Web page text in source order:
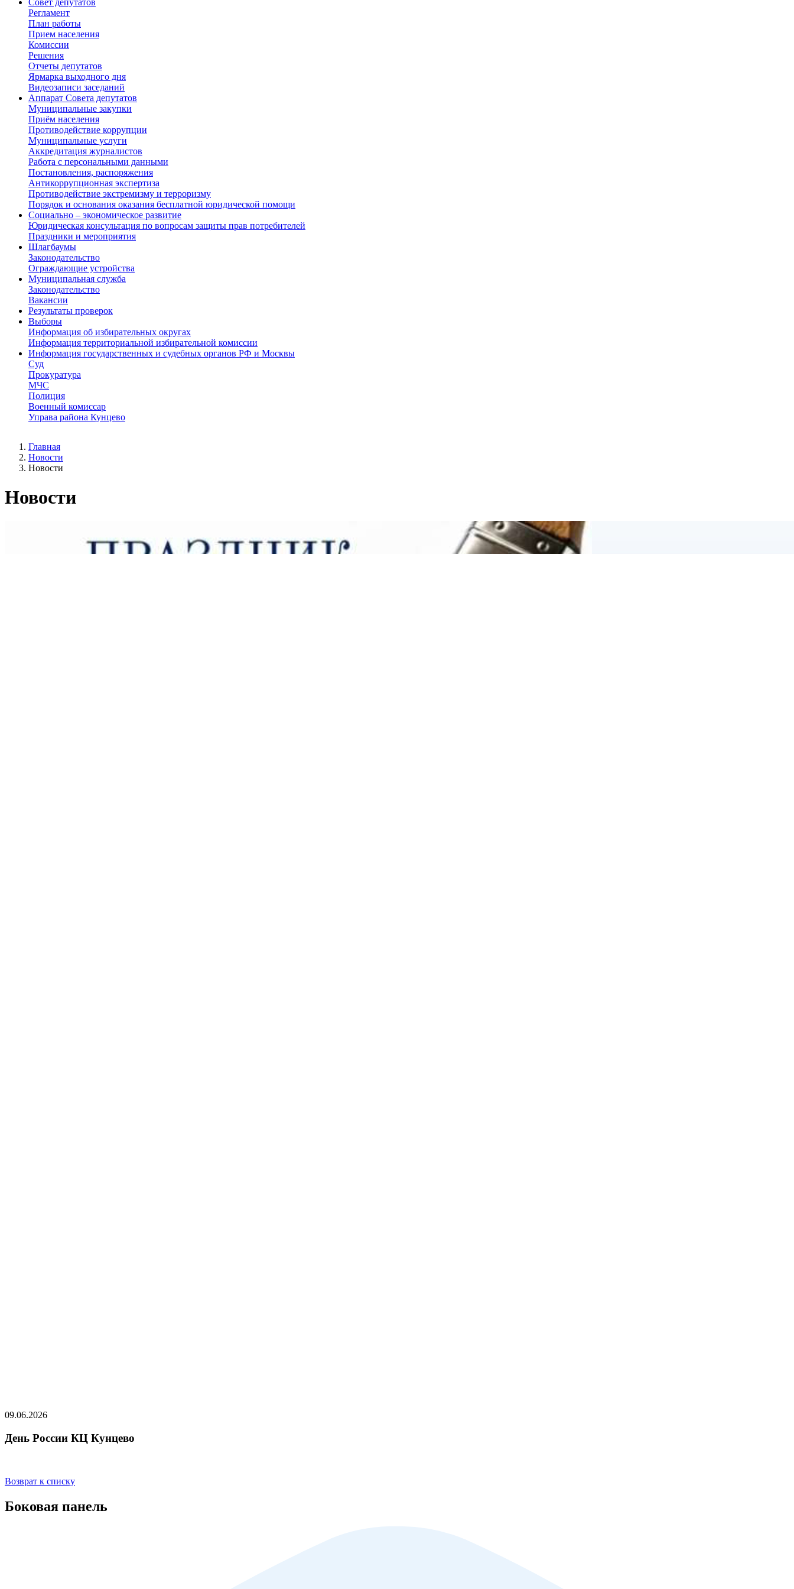
Совет депутатов
Регламент
План работы
Прием населения
Комиссии
Решения
Отчеты депутатов
Ярмарка выходного дня
Видеозаписи заседаний
Аппарат Совета депутатов
Муниципальные закупки
Приём населения
Противодействие коррупции
Муниципальные услуги
Аккредитация журналистов
Работа с персональными данными
Постановления, распоряжения
Антикоррупционная экспертиза
Противодействие экстремизму и терроризму
Порядок и основания оказания бесплатной юридической помощи
Социально – экономическое развитие
Юридическая консультация по вопросам защиты прав потребителей
Праздники и мероприятия
Шлагбаумы
Законодательство
Ограждающие устройства
Муниципальная служба
Законодательство
Вакансии
Результаты проверок
Выборы
Информация об избирательных округах
Информация территориальной избирательной комиссии
Информация государственных и судебных органов РФ и Москвы
Суд
Прокуратура
МЧС
Полиция
Военный комиссар
Управа района Кунцево
Главная
Новости
Новости
Новости
09.06.2026
День России КЦ Кунцево
Возврат к списку
Боковая панель